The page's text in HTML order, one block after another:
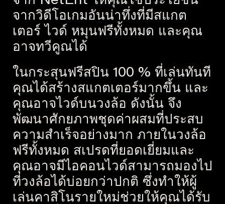
จากวิดีโอเกมอันน่าทึ่งที่มีสแกต
เตอร์ ไวด์ หมุนฟรีทั้งหมด และคุณ
อาจทวีคูณได้
ในกระสุนฟรีสปิน 100 % ที่เล่นทันที
คุณได้สร้างสแกตเตอร์มากขึ้น และ
คุณอาจไวด์บนวงล้อ ดังนั้น จึง
พัฒนาศักยภาพชุดค่าผสมที่ประสบ
ความสำเร็จอย่างมาก ภายในวงล้อ
ฟรีทั้งหมด สเปรดที่ยอดเยี่ยมและ
คุณอาจมีไอคอนไวด์สามารถมองไป
ที่วงล้อได้บ่อยกว่าปกติ ซึ่งทำให้ผู้
เล่นคาสิโนรายใหม่ช่วยให้คุณได้รับ